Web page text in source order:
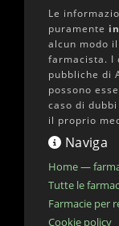
Le
puramente
alcun modo
farmacista. I
pubbliche di
possono
caso di
il proprio
Naviga
Home —
Tutte le
Farmacie per
Cookie policy